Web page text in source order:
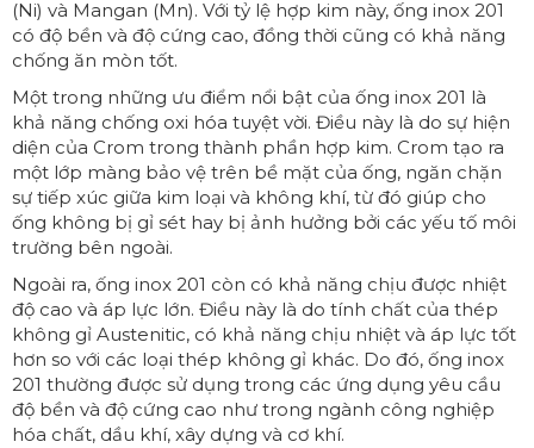
(Ni) và Mangan (Mn). Với tỷ lệ hợp kim này, ống inox 201
có độ bền và độ cứng cao, đồng thời cũng có khả năng
chống ăn mòn tốt.
Một trong những ưu điểm nổi bật của ống inox 201 là
khả năng chống oxi hóa tuyệt vời. Điều này là do sự hiện
diện của Crom trong thành phần hợp kim. Crom tạo ra
một lớp màng bảo vệ trên bề mặt của ống, ngăn chặn
sự tiếp xúc giữa kim loại và không khí, từ đó giúp cho
ống không bị gỉ sét hay bị ảnh hưởng bởi các yếu tố môi
trường bên ngoài.
Ngoài ra, ống inox 201 còn có khả năng chịu được nhiệt
độ cao và áp lực lớn. Điều này là do tính chất của thép
không gỉ Austenitic, có khả năng chịu nhiệt và áp lực tốt
hơn so với các loại thép không gỉ khác. Do đó, ống inox
201 thường được sử dụng trong các ứng dụng yêu cầu
độ bền và độ cứng cao như trong ngành công nghiệp
hóa chất, dầu khí, xây dựng và cơ khí.